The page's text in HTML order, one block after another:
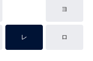
ヨ
レ ロ